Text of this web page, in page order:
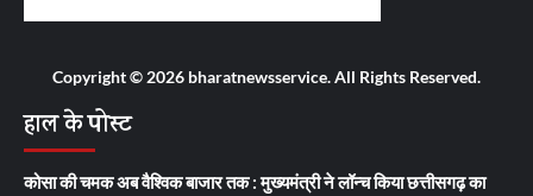
Copyright © 2026 bharatnewsservice. All Rights Reserved.
हाल के पोस्ट
कोसा की चमक अब वैश्विक बाजार तक : मुख्यमंत्री ने लॉन्च किया छत्तीसगढ़ का